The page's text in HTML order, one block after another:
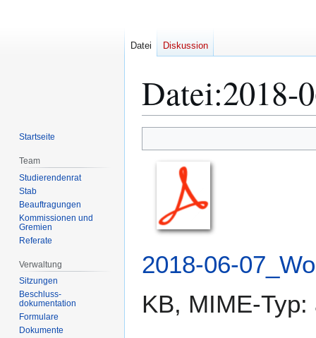
Datei:2018-
Navigation
springen
Suche
springen
2018-06-
KB, MIME-Typ:
Datei Diskussion
Startseite
Team
Studierendenrat
Stab
Beauftragungen
Kommissionen und
Gremien
Referate
Verwaltung
Sitzungen
Beschluss-
dokumentation
Formulare
Dokumente